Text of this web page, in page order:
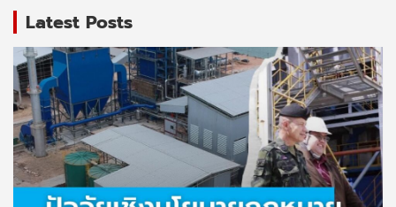
Latest Posts